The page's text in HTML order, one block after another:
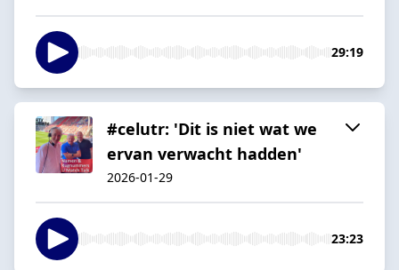
29:19
#celutr: 'Dit is niet wat we
ervan verwacht hadden'
2026-01-29
23:23